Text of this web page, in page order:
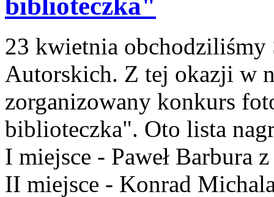
23 kwietnia
Autorskich. Z tej okazji w
zorganizowany konkurs
biblioteczka". Oto lista
I miejsce - Paweł Barbura
II miejsce - Konrad